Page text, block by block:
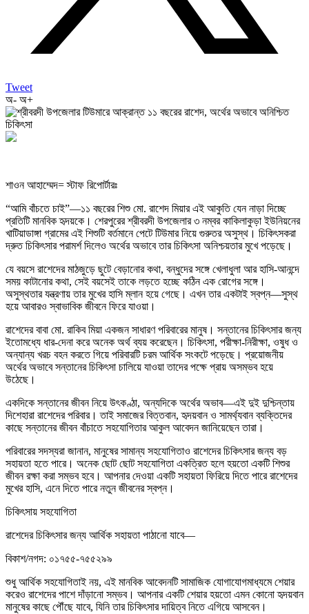
Tweet
অ- অ+
শাওন আহাম্মেদ= স্টাফ রিপোর্টারঃ
“আমি বাঁচতে চাই”—১১ বছরের শিশু মো. রাশেদ মিয়ার এই আকুতি যেন নাড়া দিচ্ছে
প্রতিটি মানবিক হৃদয়কে। শেরপুরের শ্রীবরদী উপজেলার ৩ নম্বর কাকিলাকুড়া ইউনিয়নের
খাটিয়াডাঙ্গা গ্রামের এই শিশুটি বর্তমানে পেটে টিউমার নিয়ে গুরুতর অসুস্থ। চিকিৎসকরা
দ্রুত চিকিৎসার পরামর্শ দিলেও অর্থের অভাবে তার চিকিৎসা অনিশ্চয়তার মুখে পড়েছে।
যে বয়সে রাশেদের মাঠজুড়ে ছুটে বেড়ানোর কথা, বন্ধুদের সঙ্গে খেলাধুলা আর হাসি-আনন্দে
সময় কাটানোর কথা, সেই বয়সেই তাকে লড়তে হচ্ছে কঠিন এক রোগের সঙ্গে।
অসুস্থতার যন্ত্রণায় তার মুখের হাসি ম্লান হয়ে গেছে। এখন তার একটাই স্বপ্ন—সুস্থ
হয়ে আবারও স্বাভাবিক জীবনে ফিরে যাওয়া।
রাশেদের বাবা মো. রাকিব মিয়া একজন সাধারণ পরিবারের মানুষ। সন্তানের চিকিৎসার জন্য
ইতোমধ্যে ধার-দেনা করে অনেক অর্থ ব্যয় করেছেন। চিকিৎসা, পরীক্ষা-নিরীক্ষা, ওষুধ ও
অন্যান্য খরচ বহন করতে গিয়ে পরিবারটি চরম আর্থিক সংকটে পড়েছে। প্রয়োজনীয়
অর্থের অভাবে সন্তানের চিকিৎসা চালিয়ে যাওয়া তাদের পক্ষে প্রায় অসম্ভব হয়ে
উঠেছে।
একদিকে সন্তানের জীবন নিয়ে উৎকণ্ঠা, অন্যদিকে অর্থের অভাব—এই দুই দুশ্চিন্তায়
দিশেহারা রাশেদের পরিবার। তাই সমাজের বিত্তবান, হৃদয়বান ও সামর্থ্যবান ব্যক্তিদের
কাছে সন্তানের জীবন বাঁচাতে সহযোগিতার আকুল আবেদন জানিয়েছেন তারা।
পরিবারের সদস্যরা জানান, মানুষের সামান্য সহযোগিতাও রাশেদের চিকিৎসার জন্য বড়
সহায়তা হতে পারে। অনেক ছোট ছোট সহযোগিতা একত্রিত হলে হয়তো একটি শিশুর
জীবন রক্ষা করা সম্ভব হবে। আপনার দেওয়া একটি সহায়তা ফিরিয়ে দিতে পারে রাশেদের
মুখের হাসি, এনে দিতে পারে নতুন জীবনের স্বপ্ন।
চিকিৎসায় সহযোগিতা
রাশেদের চিকিৎসার জন্য আর্থিক সহায়তা পাঠানো যাবে—
বিকাশ/নগদ: ০১৭৫৫-৭৫৫২৯৯
শুধু আর্থিক সহযোগিতাই নয়, এই মানবিক আবেদনটি সামাজিক যোগাযোগমাধ্যমে শেয়ার
করেও রাশেদের পাশে দাঁড়ানো সম্ভব। আপনার একটি শেয়ার হয়তো এমন কোনো হৃদয়বান
মানুষের কাছে পৌঁছে যাবে, যিনি তার চিকিৎসার দায়িত্ব নিতে এগিয়ে আসবেন।